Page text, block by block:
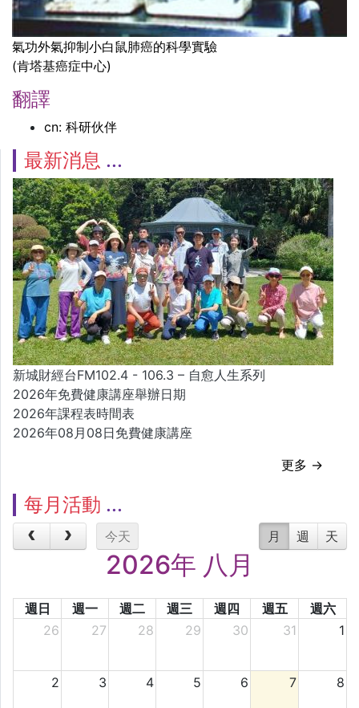
氣功外氣抑制小白鼠肺癌的科學實驗
(肯塔基癌症中心)
翻譯
cn: 科研伙伴
最新消息
新城財經台FM102.4 - 106.3 – 自愈人生系列
2026年免費健康講座舉辦日期
2026年課程表時間表
2026年08月08日免費健康講座
更多 →
每月活動
今天 月 週 天
2026年 八月
週日 週一 週二 週三 週四 週五
週六
26
27 28 29 30 31 1
2 3 4 5 6 7 8